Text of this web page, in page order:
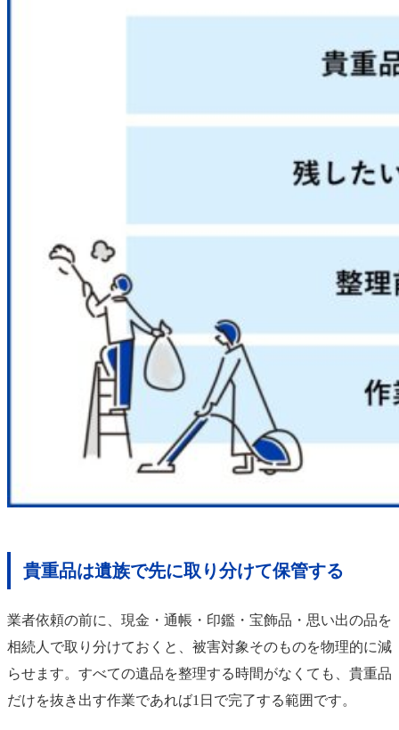
貴重品は遺族で先に取り分けて保管する
業者依頼の前に、現金・通帳・印鑑・宝飾品・思い出の品を
相続人で取り分けておくと、被害対象そのものを物理的に減
らせます。すべての遺品を整理する時間がなくても、貴重品
だけを抜き出す作業であれば1日で完了する範囲です。